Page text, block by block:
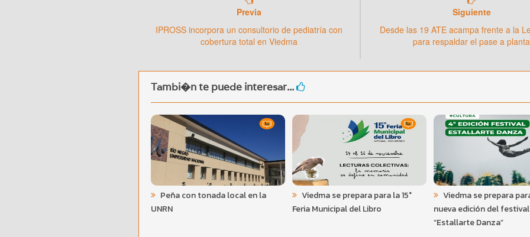
Previa
IPROSS incorpora un consultorio de pediatría con
cobertura total en Viedma
Siguiente
Desde las 19 ATE acampa frente a la
para respaldar el pase a planta
Tambi�n te puede interesar...
Peña con tonada local en la
UNRN
Viedma se prepara para la 15°
Feria Municipal del Libro
Viedma se prepara
nueva edición del festival
“Estallarte Danza”